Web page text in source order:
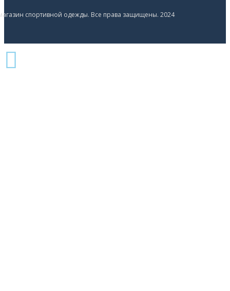
спортивной одежды. Все права защищены. 2024